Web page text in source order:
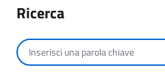
Ricerca
Cerca per testo